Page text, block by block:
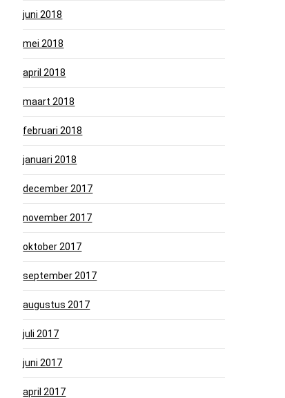
juni 2018
mei 2018
april 2018
maart 2018
februari 2018
januari 2018
december 2017
november 2017
oktober 2017
september 2017
augustus 2017
juli 2017
juni 2017
april 2017